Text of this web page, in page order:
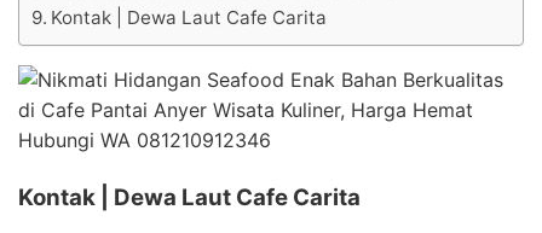
Kontak | Dewa Laut Cafe Carita
Kontak | Dewa Laut Cafe Carita